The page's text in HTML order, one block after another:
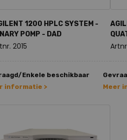
1200 HPLC SYSTEM -
POMP - DAD
2015
Enkele beschikbaar
informatie >
Meer